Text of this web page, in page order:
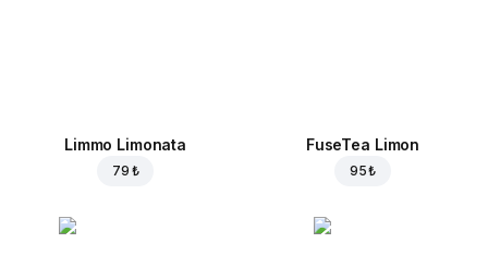
Limmo Limonata
79 ₺
FuseTea Limon
95 ₺